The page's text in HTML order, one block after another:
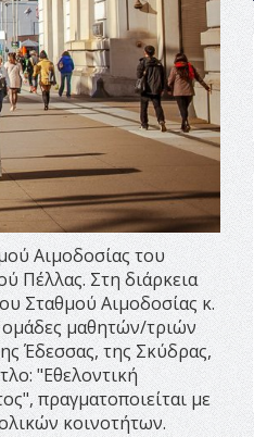
Αιμοδοσίας του
Πέλλας. Στη διάρκεια
Σταθμού Αιμοδοσίας κ.
μαθητών/τριών
Έδεσσας, της Σκύδρας,
"Εθελοντική
πραγματοποιείται με
κοινοτήτων.